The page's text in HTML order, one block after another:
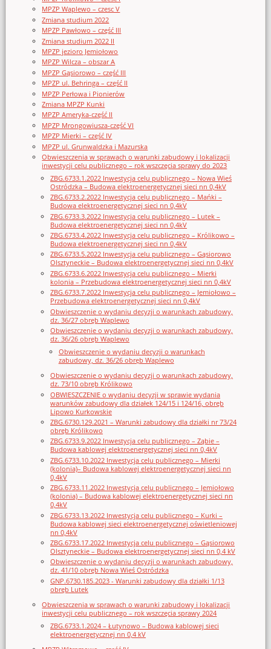
MPZP Waplewo – czesc V
Zmiana studium 2022
MPZP Pawłowo – część III
Zmiana studium 2022 II
MPZP jezioro Jemiołowo
MPZP Wilcza – obszar A
MPZP Gąsiorowo – część III
MPZP ul. Behringa – część II
MPZP Perłowa i Pionierów
Zmiana MPZP Kunki
MPZP Ameryka-część II
MPZP Mrongowiusza-część VI
MPZP Mierki – część IV
MPZP ul. Grunwaldzka i Mazurska
Obwieszczenia w sprawach o warunki zabudowy i lokalizacji
inwestycji celu publicznego – rok wszczęcia sprawy do 2023
ZBG.6733.1.2022 Inwestycja celu publicznego – Nowa Wieś
Ostródzka – Budowa elektroenergetycznej sieci nn 0,4kV
ZBG.6733.2.2022 Inwestycja celu publicznego – Mańki –
Budowa elektroenergetycznej sieci nn 0,4kV
ZBG.6733.3.2022 Inwestycja celu publicznego – Lutek –
Budowa elektroenergetycznej sieci nn 0,4kV
ZBG.6733.4.2022 Inwestycja celu publicznego – Królikowo –
Budowa elektroenergetycznej sieci nn 0,4kV
ZBG.6733.5.2022 Inwestycja celu publicznego – Gąsiorowo
Olsztyneckie – Budowa elektroenergetycznej sieci nn 0,4kV
ZBG.6733.6.2022 Inwestycja celu publicznego – Mierki
kolonia – Przebudowa elektroenergetycznej sieci nn 0,4kV
ZBG.6733.7.2022 Inwestycja celu publicznego – Jemiołowo –
Przebudowa elektroenergetycznej sieci nn 0,4kV
Obwieszczenie o wydaniu decyzji o warunkach zabudowy,
dz. 36/27 obręb Waplewo
Obwieszczenie o wydaniu decyzji o warunkach zabudowy,
dz. 36/26 obręb Waplewo
Obwieszczenie o wydaniu decyzji o warunkach
zabudowy, dz. 36/26 obręb Waplewo
Obwieszczenie o wydaniu decyzji o warunkach zabudowy,
dz. 73/10 obręb Królikowo
OBWIESZCZENIE o wydaniu decyzji w sprawie wydania
warunków zabudowy dla działek 124/15 i 124/16, obręb
Lipowo Kurkowskie
ZBG.6730.129.2021 – Warunki zabudowy dla działki nr 73/24
obręb Królikowo
ZBG.6733.9.2022 Inwestycja celu publicznego – Ząbie –
Budowa kablowej elektroenergetycznej sieci nn 0,4kV
ZBG.6733.10.2022 Inwestycja celu publicznego – Mierki
(kolonia)– Budowa kablowej elektroenergetycznej sieci nn
0,4kV
ZBG.6733.11.2022 Inwestycja celu publicznego – Jemiołowo
(kolonia) – Budowa kablowej elektroenergetycznej sieci nn
0,4kV
ZBG.6733.13.2022 Inwestycja celu publicznego – Kurki –
Budowa kablowej sieci elektroenergetycznej oświetleniowej
nn 0,4kV
ZBG.6733.17.2022 Inwestycja celu publicznego – Gąsiorowo
Olsztyneckie – Budowa elektroenergetycznej sieci nn 0,4 kV
Obwieszczenie o wydaniu decyzji o warunkach zabudowy,
dz. 41/10 obręb Nowa Wieś Ostródzka
GNP.6730.185.2023 - Warunki zabudowy dla działki 1/13
obręb Lutek
Obwieszczenia w sprawach o warunki zabudowy i lokalizacji
inwestycji celu publicznego – rok wszczęcia sprawy 2024
ZBG.6733.1.2024 – Łutynowo – Budowa kablowej sieci
elektroenergetycznej nn 0,4 kV